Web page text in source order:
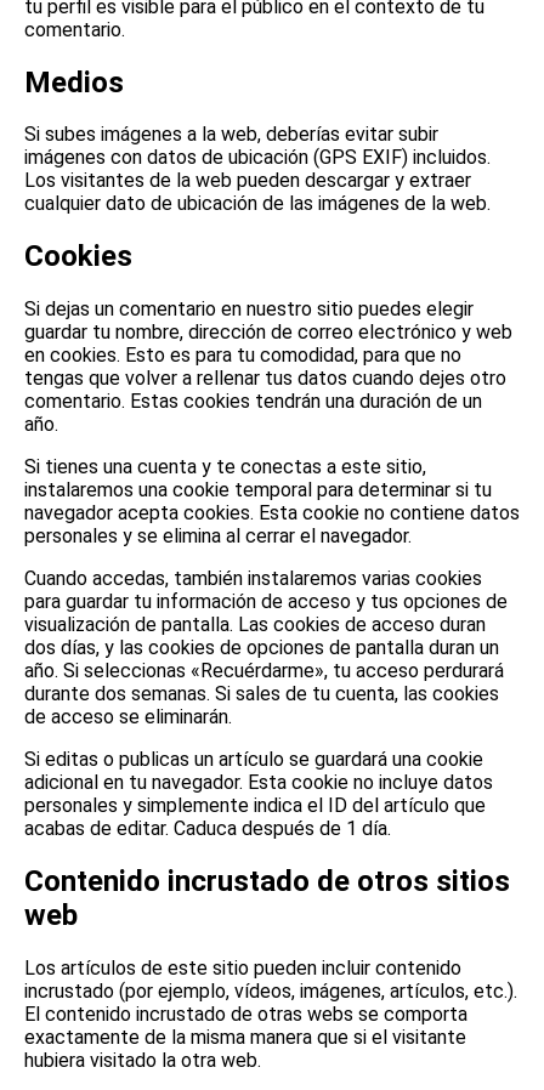
tu perfil es visible para el público en el contexto de tu
comentario.
Medios
Si subes imágenes a la web, deberías evitar subir
imágenes con datos de ubicación (GPS EXIF) incluidos.
Los visitantes de la web pueden descargar y extraer
cualquier dato de ubicación de las imágenes de la web.
Cookies
Si dejas un comentario en nuestro sitio puedes elegir
guardar tu nombre, dirección de correo electrónico y web
en cookies. Esto es para tu comodidad, para que no
tengas que volver a rellenar tus datos cuando dejes otro
comentario. Estas cookies tendrán una duración de un
año.
Si tienes una cuenta y te conectas a este sitio,
instalaremos una cookie temporal para determinar si tu
navegador acepta cookies. Esta cookie no contiene datos
personales y se elimina al cerrar el navegador.
Cuando accedas, también instalaremos varias cookies
para guardar tu información de acceso y tus opciones de
visualización de pantalla. Las cookies de acceso duran
dos días, y las cookies de opciones de pantalla duran un
año. Si seleccionas «Recuérdarme», tu acceso perdurará
durante dos semanas. Si sales de tu cuenta, las cookies
de acceso se eliminarán.
Si editas o publicas un artículo se guardará una cookie
adicional en tu navegador. Esta cookie no incluye datos
personales y simplemente indica el ID del artículo que
acabas de editar. Caduca después de 1 día.
Contenido incrustado de otros sitios
web
Los artículos de este sitio pueden incluir contenido
incrustado (por ejemplo, vídeos, imágenes, artículos, etc.).
El contenido incrustado de otras webs se comporta
exactamente de la misma manera que si el visitante
hubiera visitado la otra web.